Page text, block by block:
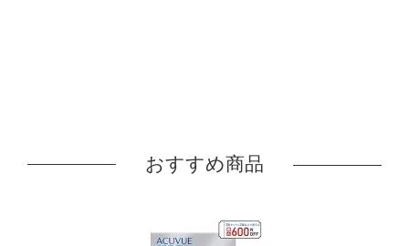
おすすめ商品